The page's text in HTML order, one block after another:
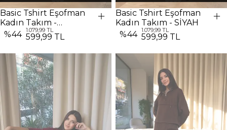
Basic Tshirt Eşofman
Kadın Takım -
Lacivert
%44 1.079,99 TL
599,99 TL
Basic Tshirt Eşofman
Kadın Takım - SİYAH
%44 1.079,99 TL
599,99 TL